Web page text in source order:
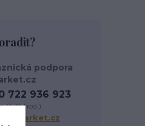
podpora
722 936 923
8-16 hod.)